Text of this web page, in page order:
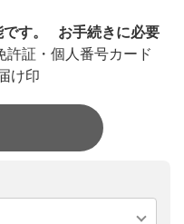
す。
お手続きに必要
許証・個人番号カード
け印